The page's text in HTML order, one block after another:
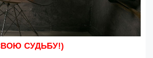
СУДЬБУ!)